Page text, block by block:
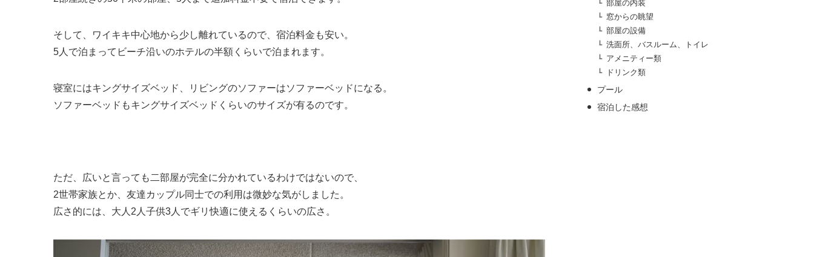
そして、ワイキキ中心地から少し離れているので、宿泊料金も安い。
5人で泊まってビーチ沿いのホテルの半額くらいで泊まれます。
寝室にはキングサイズベッド、リビングのソファーはソファーベッドになる。
ソファーベッドもキングサイズベッドくらいのサイズが有るのです。
ただ、広いと言っても二部屋が完全に分かれているわけではないので、
2世帯家族とか、友達カップル同士での利用は微妙な気がしました。
広さ的には、大人2人子供3人でギリ快適に使えるくらいの広さ。
部屋の内装
窓からの眺望
部屋の設備
洗面所、バスルーム、トイレ
アメニティー類
ドリンク類
プール
宿泊した感想